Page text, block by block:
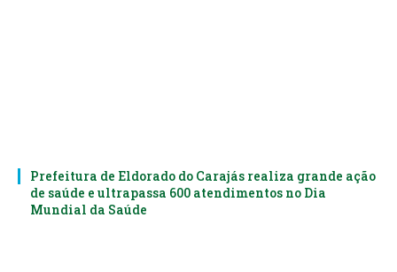
Prefeitura de Eldorado do Carajás realiza grande ação
de saúde e ultrapassa 600 atendimentos no Dia
Mundial da Saúde